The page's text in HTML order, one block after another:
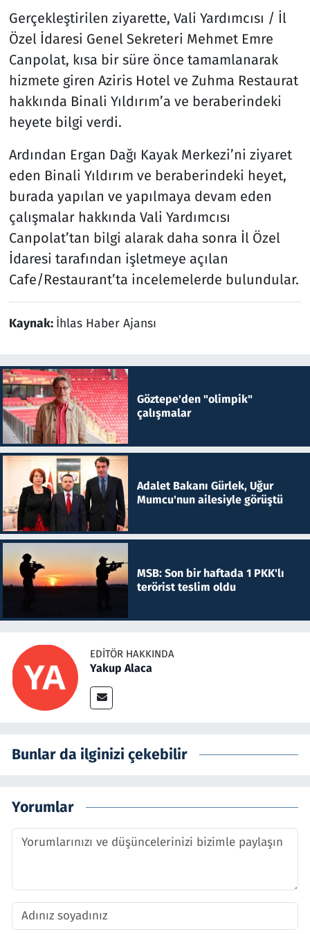
Gerçekleştirilen ziyarette, Vali Yardımcısı / İl
Özel İdaresi Genel Sekreteri Mehmet Emre
Canpolat, kısa bir süre önce tamamlanarak
hizmete giren Aziris Hotel ve Zuhma Restaurat
hakkında Binali Yıldırım’a ve beraberindeki
heyete bilgi verdi.
Ardından Ergan Dağı Kayak Merkezi’ni ziyaret
eden Binali Yıldırım ve beraberindeki heyet,
burada yapılan ve yapılmaya devam eden
çalışmalar hakkında Vali Yardımcısı
Canpolat’tan bilgi alarak daha sonra İl Özel
İdaresi tarafından işletmeye açılan
Cafe/Restaurant’ta incelemelerde bulundular.
Kaynak: İhlas Haber Ajansı
Göztepe'den "olimpik"
çalışmalar
Adalet Bakanı Gürlek, Uğur
Mumcu'nun ailesiyle görüştü
MSB: Son bir haftada 1 PKK'lı
terörist teslim oldu
EDITÖR HAKKINDA
Yakup Alaca
Bunlar da ilginizi çekebilir
Yorumlar